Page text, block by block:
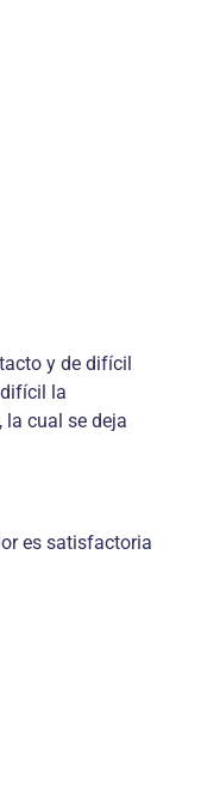
y de difícil
la
cual se deja
es satisfactoria